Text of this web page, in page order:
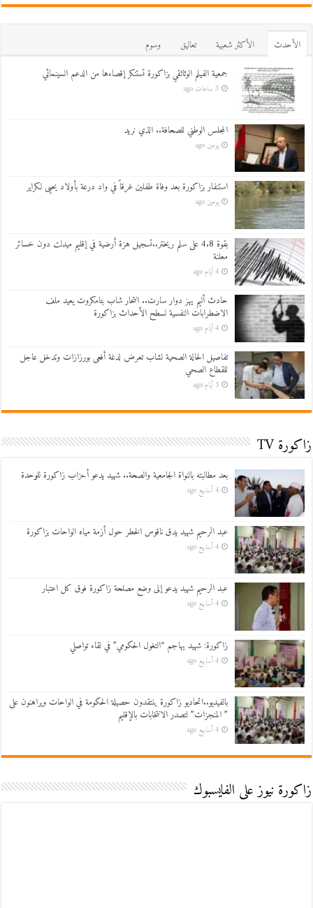
اﻷحدث اﻷكثر شعبية تعاليق
وسوم
جمعية الفيلم الوثائقي بزاكورة تستنكر إقصاءها من الدعم السينمائي
3 ساعات ago
المجلس الوطني للصحافة.. الذي نريد
يومين ago
استنفار بزاكورة بعد وفاة طفلين غرقاً في واد درعة بأولاد يحيى لكراير
يومين ago
بقوة 4.8 على سلم ريختر..تسجيل هزة أرضية في إقليم ميدلت دون خسائر
معلنة
4 أيام ago
حادث أليم يهز دوار سارت.. انتحار شاب بتامكروت يعيد ملف
الاضطرابات النفسية لسطح الأحداث بزاكورة
4 أيام ago
تفاصيل الحالة الصحية لشاب تعرض لدغة أفعى بورزازات وتدخل عاجل
للقطاع الصحي
5 أيام ago
زاكورة TV
بعد مطالبته بالنواة الجامعية والصحة.. شهيد يدعو أحزاب زاكورة للوحدة
4 أسابيع ago
عبد الرحيم شهيد يدق ناقوس الخطر حول أزمة مياه الواحات بزاكورة
4 أسابيع ago
عبد الرحيم شهيد يدعو إلى وضع مصلحة زاكورة فوق كل اعتبار
4 أسابيع ago
زاكورة: شهيد يهاجم “التغول الحكومي” في لقاء تواصلي
4 أسابيع ago
بالفيديو..اتحاديو زاكورة ينتقدون حصيلة الحكومة في الواحات ويراهنون على
” المنجزات” لتصدر الانتخابات بالإقليم
4 أسابيع ago
زاكورة نيوز على الفايسبوك